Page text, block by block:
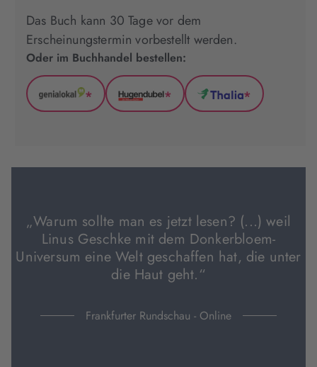
Das Buch kann 30 Tage vor dem
Erscheinungstermin vorbestellt werden.
Oder im Buchhandel bestellen:
GenialLokal
Tab
*
Hugendubel
Tab
*
Thalia
Tab
*
„Warum sollte man es jetzt lesen? (...) weil
Linus Geschke mit dem Donkerbloem-
Universum eine Welt geschaffen hat, die unter
die Haut geht.“
Frankfurter Rundschau - Online